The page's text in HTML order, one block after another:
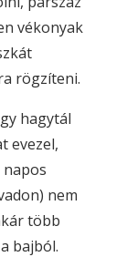
vékonyak
rögzíteni.
hagytál
evezel,
nem
több
bajból.